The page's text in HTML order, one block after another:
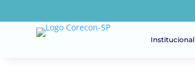
Institucional